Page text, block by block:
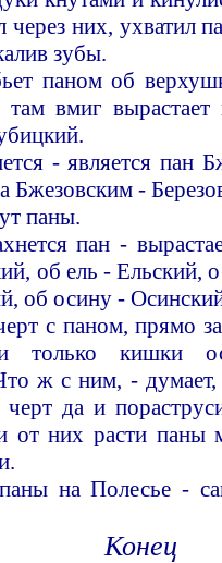
через них, ухватил
зубы.
паном об
там вмиг
- является пан
Бжезовским -
паны.
пан -
об ель - Ельский,
об осину -
с паном, прямо
только кишки
ж с ним, -
да и
от них расти паны
паны на Полесье -
Конец